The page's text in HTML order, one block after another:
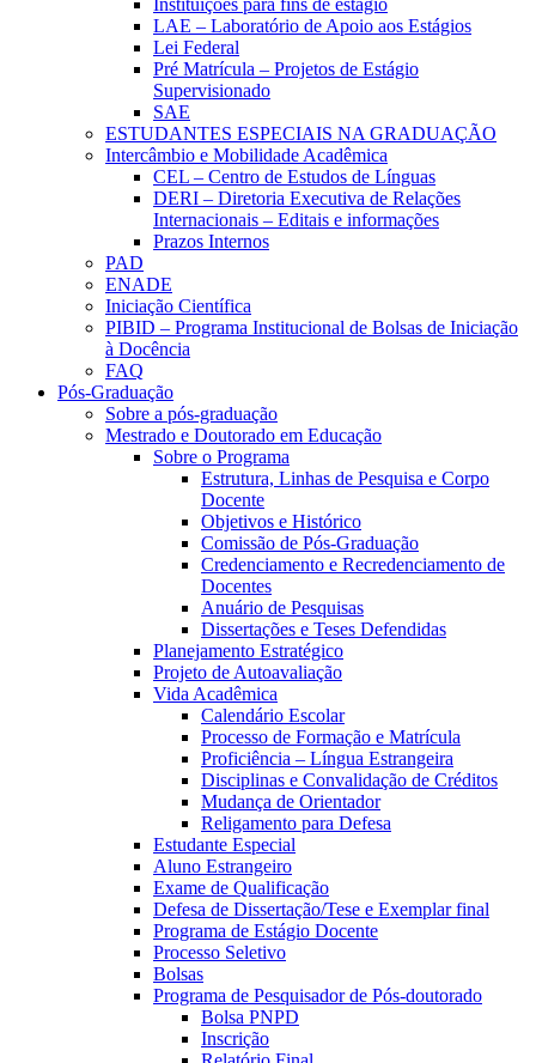
Instituições para fins de estágio
LAE – Laboratório de Apoio aos Estágios
Lei Federal
Pré Matrícula – Projetos de Estágio
Supervisionado
SAE
ESTUDANTES ESPECIAIS NA GRADUAÇÃO
Intercâmbio e Mobilidade Acadêmica
CEL – Centro de Estudos de Línguas
DERI – Diretoria Executiva de Relações
Internacionais – Editais e informações
Prazos Internos
PAD
ENADE
Iniciação Científica
PIBID – Programa Institucional de Bolsas de Iniciação
à Docência
FAQ
Pós-Graduação
Sobre a pós-graduação
Mestrado e Doutorado em Educação
Sobre o Programa
Estrutura, Linhas de Pesquisa e Corpo
Docente
Objetivos e Histórico
Comissão de Pós-Graduação
Credenciamento e Recredenciamento de
Docentes
Anuário de Pesquisas
Dissertações e Teses Defendidas
Planejamento Estratégico
Projeto de Autoavaliação
Vida Acadêmica
Calendário Escolar
Processo de Formação e Matrícula
Proficiência – Língua Estrangeira
Disciplinas e Convalidação de Créditos
Mudança de Orientador
Religamento para Defesa
Estudante Especial
Aluno Estrangeiro
Exame de Qualificação
Defesa de Dissertação/Tese e Exemplar final
Programa de Estágio Docente
Processo Seletivo
Bolsas
Programa de Pesquisador de Pós-doutorado
Bolsa PNPD
Inscrição